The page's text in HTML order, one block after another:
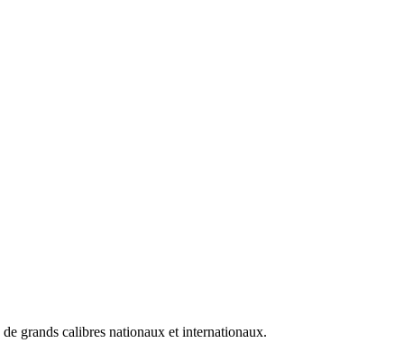
grands calibres nationaux et internationaux.